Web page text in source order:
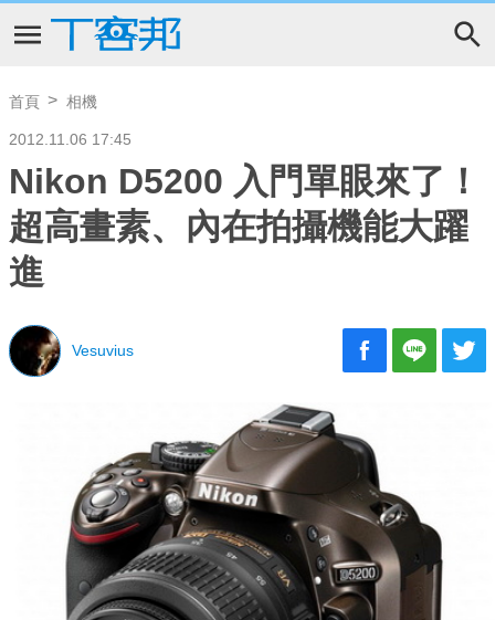
首頁 相機
2012.11.06 17:45
Nikon D5200 入門單眼來了！
超高畫素、內在拍攝機能大躍
進
Vesuvius